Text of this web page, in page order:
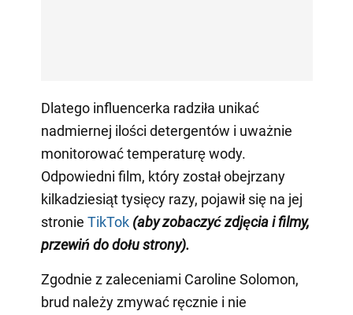
Dlatego influencerka radziła unikać
nadmiernej ilości detergentów i uważnie
monitorować temperaturę wody.
Odpowiedni film, który został obejrzany
kilkadziesiąt tysięcy razy, pojawił się na jej
stronie TikTok (aby zobaczyć zdjęcia i filmy,
przewiń do dołu strony).
Zgodnie z zaleceniami Caroline Solomon,
brud należy zmywać ręcznie i nie